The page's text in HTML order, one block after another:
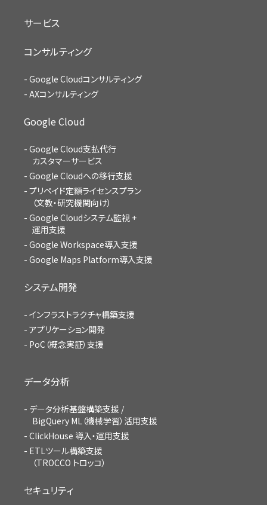
サービス
コンサルティング
Google Cloudコンサルティング
AXコンサルティング
Google Cloud
Google Cloud支払代行
カスタマーサービス
Google Cloudへの移行支援
プリペイド定額ライセンスプラン
（文教・研究機関向け）
Google Cloudシステム監視 +
運用支援
Google Workspace導入支援
Google Maps Platform導入支援
システム開発
インフラストラクチャ構築支援
アプリケーション開発
PoC（概念実証）支援
データ分析
データ分析基盤構築支援 /
BigQuery ML（機械学習）活用支援
ClickHouse 導入・運用支援
ETLツール構築支援
（TROCCO トロッコ）
セキュリティ